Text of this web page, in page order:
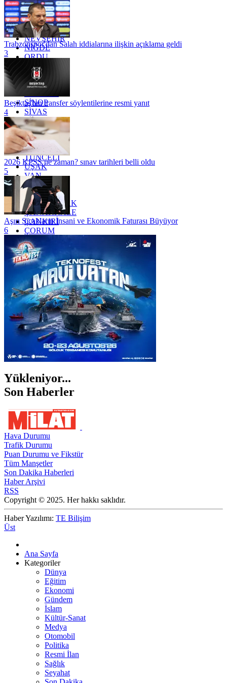
MERSİN
MUĞLA
MUŞ
NEVŞEHİR
NİĞDE
ORDU
OSMANİYE
RİZE
SAKARYA
SİNOP
SİVAS
SİİRT
TEKİRDAĞ
TOKAT
TRABZON
TUNCELİ
UŞAK
VAN
YALOVA
YOZGAT
ZONGULDAK
ÇANAKKALE
ÇANKIRI
ÇORUM
İSTANBUL
İZMİR
ŞANLIURFA
ŞIRNAK
Trabzonspor'dan Salah iddialarına ilişkin açıklama geldi
3
Beşiktaş'tan transfer söylentilerine resmi yanıt
4
2026 KPSS ne zaman? sınav tarihleri belli oldu
5
Aşırı Sıcakların İnsani ve Ekonomik Faturası Büyüyor
6
Yükleniyor...
Son Haberler
Hava Durumu
Trafik Durumu
Puan Durumu ve Fikstür
Tüm Manşetler
Son Dakika Haberleri
Haber Arşivi
RSS
Copyright © 2025. Her hakkı saklıdır.
Haber Yazılımı: TE Bilişim
Üst
Ana Sayfa
Kategoriler
Dünya
Eğitim
Ekonomi
Gündem
İslam
Kültür-Sanat
Medya
Otomobil
Politika
Resmi İlan
Sağlık
Seyahat